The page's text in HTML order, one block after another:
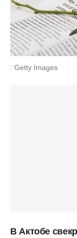
: Getty Images
В Актобе